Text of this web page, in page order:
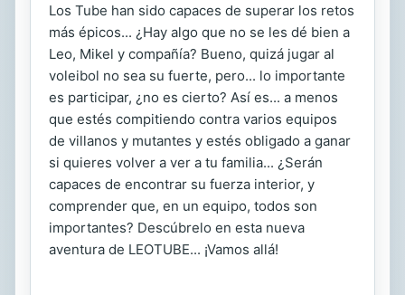
Los Tube han sido capaces de superar los retos
más épicos... ¿Hay algo que no se les dé bien a
Leo, Mikel y compañía? Bueno, quizá jugar al
voleibol no sea su fuerte, pero... lo importante
es participar, ¿no es cierto? Así es... a menos
que estés compitiendo contra varios equipos
de villanos y mutantes y estés obligado a ganar
si quieres volver a ver a tu familia... ¿Serán
capaces de encontrar su fuerza interior, y
comprender que, en un equipo, todos son
importantes? Descúbrelo en esta nueva
aventura de LEOTUBE... ¡Vamos allá!